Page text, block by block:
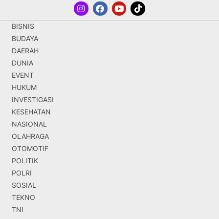
BISNIS
BUDAYA
DAERAH
DUNIA
EVENT
HUKUM
INVESTIGASI
KESEHATAN
NASIONAL
OLAHRAGA
OTOMOTIF
POLITIK
POLRI
SOSIAL
TEKNO
TNI